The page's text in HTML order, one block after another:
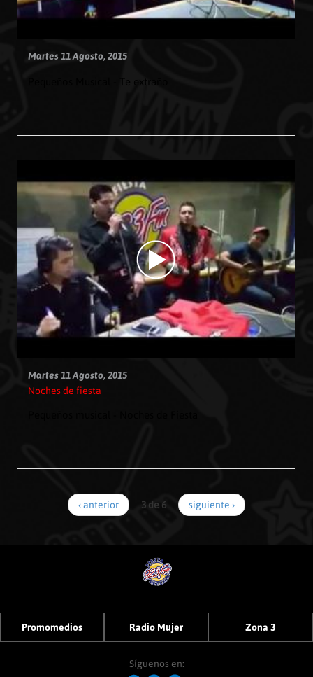
Martes 11 Agosto, 2015
Martes 11 Agosto, 2015
Noches de fiesta
‹ anterior 3 de 6 siguiente ›
Promomedios Radio Mujer Zona 3
Síguenos en: